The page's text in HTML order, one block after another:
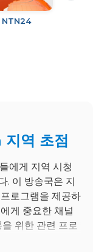
NTN24
역 초점
에게 지역 시청
. 이 방송국은 지
로그램을 제공하
게 중요한 채널
위한 관련 프로